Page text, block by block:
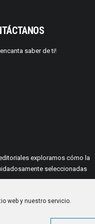
web y nuestro servicio.
saber de ti!
exploramos cómo la
seleccionadas